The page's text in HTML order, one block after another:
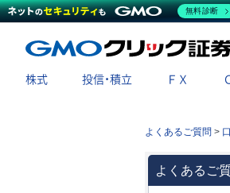
株式 投信・積立 ＦＸ
よくあるご質問 >
よくあるご
無料診断